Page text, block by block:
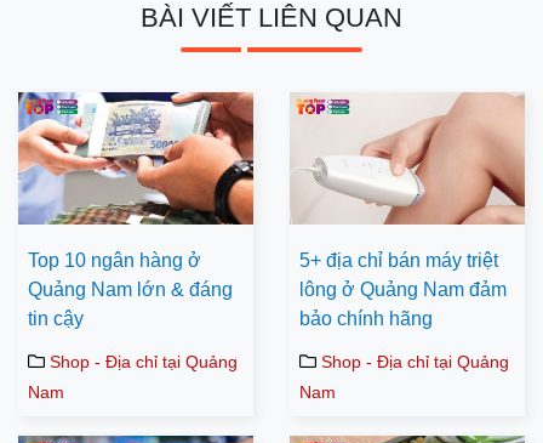
BÀI VIẾT LIÊN QUAN
Top 10 ngân hàng ở
Quảng Nam lớn & đáng
tin cậy
Shop - Địa chỉ tại Quảng
Nam
5+ địa chỉ bán máy triệt
lông ở Quảng Nam đảm
bảo chính hãng
Shop - Địa chỉ tại Quảng
Nam